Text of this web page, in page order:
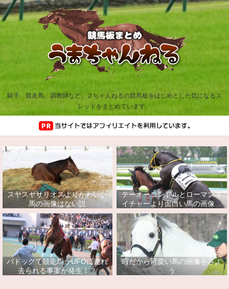
騎手、競走馬、調教師など、２ちゃんねるの競馬板をはじめとした気になるス
レッドをまとめています。
スヤスヤサリオスよりかわいい
馬の画像はない説
テーオーコンドルとローマンネ
イチャーより面白い馬の画像っ
てあるの？
パドックで競走馬がUFOに連れ
去られる事案が発生！？
暇だから可愛い馬の画像をみよ
う